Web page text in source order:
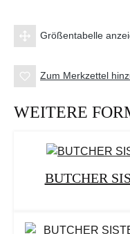
Größentabelle
Zum Merkzettel
WEITERE
BUTCHER